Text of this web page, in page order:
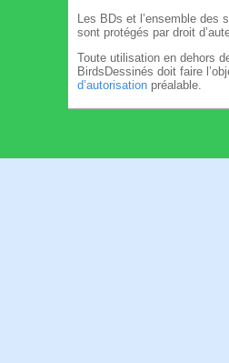
Les BDs et l’ensemble des
sont protégés par droit
Toute utilisation en dehors
BirdsDessinés doit faire
d’autorisation préalable.